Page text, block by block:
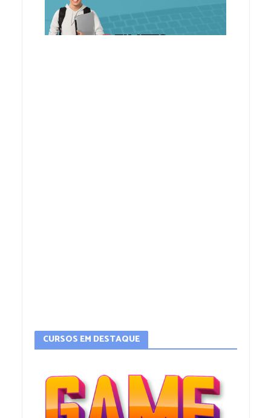
CURSOS EM DESTAQUE